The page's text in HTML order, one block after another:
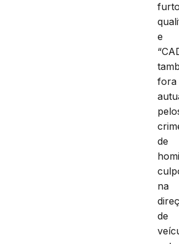
e
fora
de
na
de